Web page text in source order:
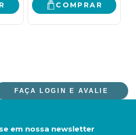
COMPRAR
FAÇA LOGIN E AVALIE
em nossa newsletter